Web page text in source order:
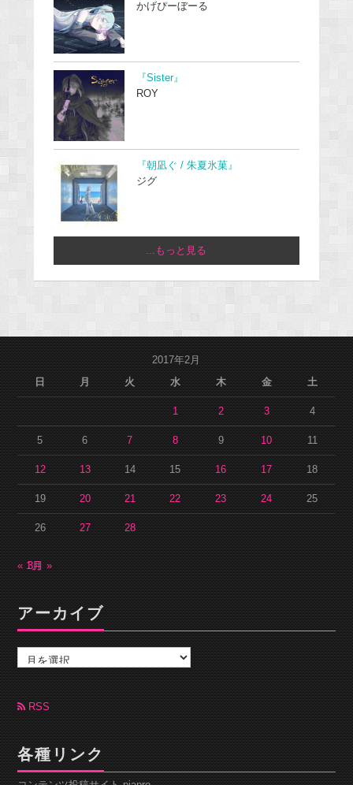
かげぴーぼーる
『Sister』
ROY
『朝凪ぐ / 朱夏氷菓』
ジグ
...もっと見る
2017年2月
日
月 火 水 木 金 土
1 2 3 4
5 6 7 8 9 10 11
12 13 14 15 16 17 18
19 20 21 22 23 24 25
26 27 28
« 1月3月 »
アーカイブ
カ
ブ RSS
各種リンク